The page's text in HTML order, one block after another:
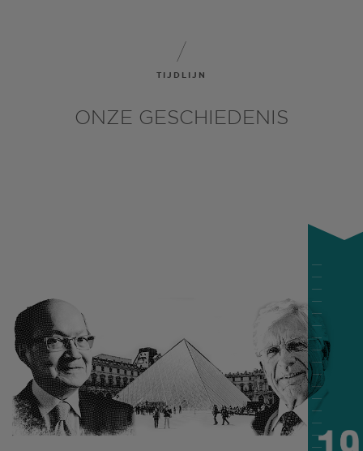
TIJDLIJN
ONZE GESCHIEDENIS